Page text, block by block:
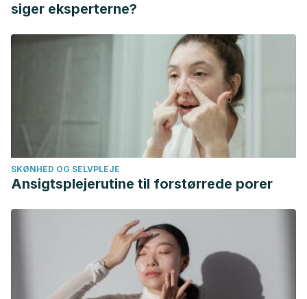
siger eksperterne?
SKØNHED OG SELVPLEJE
Ansigtsplejerutine til forstørrede porer